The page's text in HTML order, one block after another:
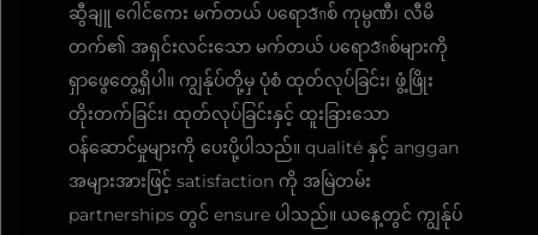
ဆွီချူ ဂေါင်ကေး မက်တယ် ပရောဒักစ် ကုမ္ပဏီ၊ လီမိ
တက်၏ အရှင်းလင်းသော မက်တယ် ပရောဒักစ်များကို
ရှာဖွေတွေ့ရှိပါ။ ကျွန်ုပ်တို့မှ ပုံစံ ထုတ်လုပ်ခြင်း၊ ဖွံ့ဖြိုး
တိုးတက်ခြင်း၊ ထုတ်လုပ်ခြင်းနှင့် ထူးခြားသော
ဝန်ဆောင်မှုများကို ပေးပို့ပါသည်။ qualité နှင့် anggan
အများအားဖြင့် satisfaction ကို အမြဲတမ်း
partnerships တွင် ensure ပါသည်။ ယနေ့တွင် ကျွန်ုပ်